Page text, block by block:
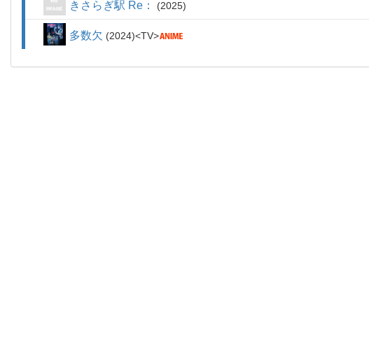
きさらぎ駅 Re： 2025
多数欠 2024 TV